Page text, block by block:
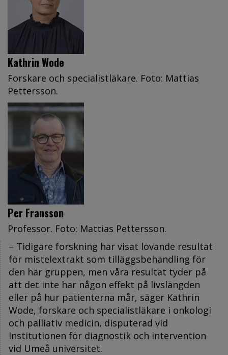
Kathrin Wode
Forskare och specialistläkare. Foto: Mattias
Pettersson.
Per Fransson
Professor. Foto: Mattias Pettersson.
– Tidigare forskning har visat lovande resultat
för mistelextrakt som tilläggsbehandling för
den här gruppen, men våra resultat tyder på
att det inte har någon effekt på livslängden
eller på hur patienterna mår, säger Kathrin
Wode, forskare och specialistläkare i onkologi
och palliativ medicin, disputerad vid
Institutionen för diagnostik och intervention
vid Umeå universitet.